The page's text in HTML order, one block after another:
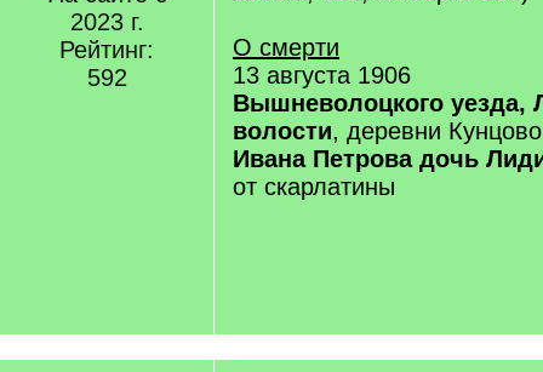
2023 г.
Рейтинг:
592
О смерти
13 августа 1906
Вышневолоцкого уезда,
волости, деревни
Ивана Петрова дочь
от скарлатины